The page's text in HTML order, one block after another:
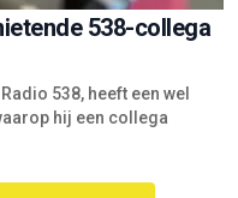
538-collega
538, heeft een wel
hij een collega